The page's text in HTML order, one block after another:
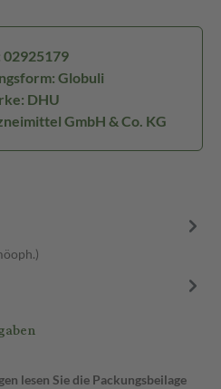
02925179
Globuli
DHU
GmbH & Co. KG
lesen Sie die Packungsbeilage